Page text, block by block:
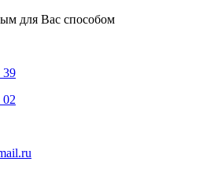
для Вас способом
39
02